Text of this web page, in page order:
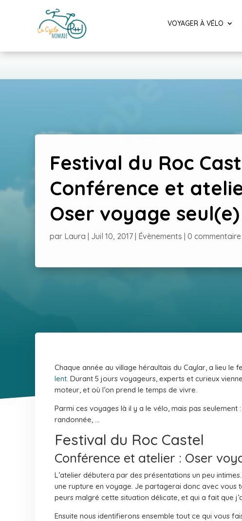
VOYAGER À VÉLO
Festival du Roc
Conférence et
Oser voyage seul(e)
par Laura Juil 10, 2017 Évènements 0 commentaire
Chaque année au village héraultais du Caylar, a lieu le
lent . Durant 5 jours voyageurs, experts et curieux
moteur, et où l’on prend le temps de vivre.
Parmi ces voyages là il y a le vélo, mais pas seulement
randonnée, …
Festival du Roc Castel
Conférence et atelier : Oser
L’atelier débutera par des présentations un peu
une rupture en voyage. Je partagerai donc avec vous
peurs malgré cette situation délicate, et qui a fait que
Ensuite nous identifierons ensemble tout ce qui vous